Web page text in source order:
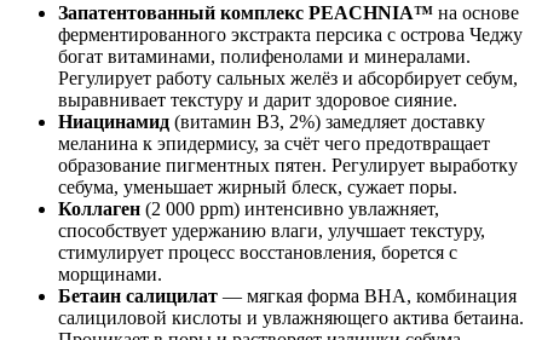
Запатентованный комплекс PEACHNIA™ на основе
ферментированного экстракта персика с острова Чеджу
богат витаминами, полифенолами и минералами.
Регулирует работу сальных желёз и абсорбирует себум,
выравнивает текстуру и дарит здоровое сияние.
Ниацинамид (витамин B3, 2%) замедляет доставку
меланина к эпидермису, за счёт чего предотвращает
образование пигментных пятен. Регулирует выработку
себума, уменьшает жирный блеск, сужает поры.
Коллаген (2 000 ppm) интенсивно увлажняет,
способствует удержанию влаги, улучшает текстуру,
стимулирует процесс восстановления, борется с
морщинами.
Бетаин салицилат — мягкая форма BHA, комбинация
салициловой кислоты и увлажняющего актива бетаина.